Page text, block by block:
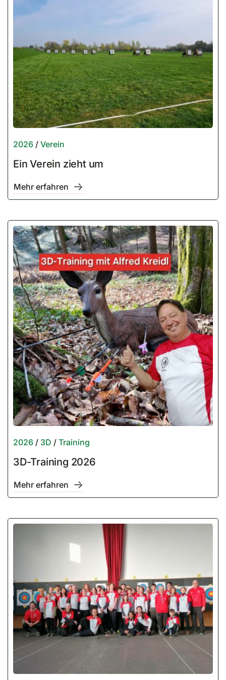
2022
2021
2020
2026/ Verein
Ein Verein zieht um
Mehr erfahren
2026/ 3D / Training
3D-Training 2026
Mehr erfahren